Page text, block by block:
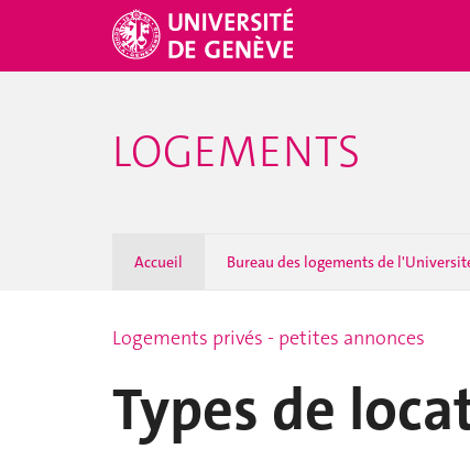
LOGEMENTS
Accueil Bureau des logements de
Logements privés - petites annonces
Types de